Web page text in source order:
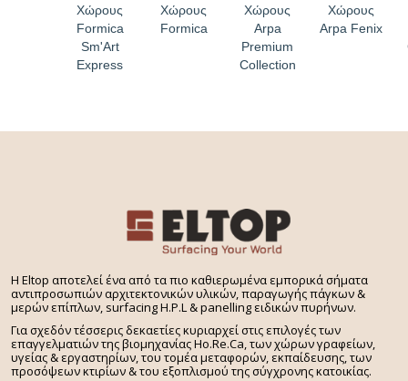
Χώρους
Formica
Sm'Art
Express
Χώρους
Formica
Χώρους
Arpa
Premium
Collection
Χώρους
Arpa Fenix
H Eltop αποτελεί ένα από τα πιο καθιερωμένα εμπορικά σήματα
αντιπροσωπιών αρχιτεκτονικών υλικών, παραγωγής πάγκων &
μερών επίπλων, surfacing H.P.L & panelling ειδικών πυρήνων.
Για σχεδόν τέσσερις δεκαετίες κυριαρχεί στις επιλογές των
επαγγελματιών της βιομηχανίας Ho.Re.Ca, των χώρων γραφείων,
υγείας & εργαστηρίων, του τομέα μεταφορών, εκπαίδευσης, των
προσόψεων κτιρίων & του εξοπλισμού της σύγχρονης κατοικίας.